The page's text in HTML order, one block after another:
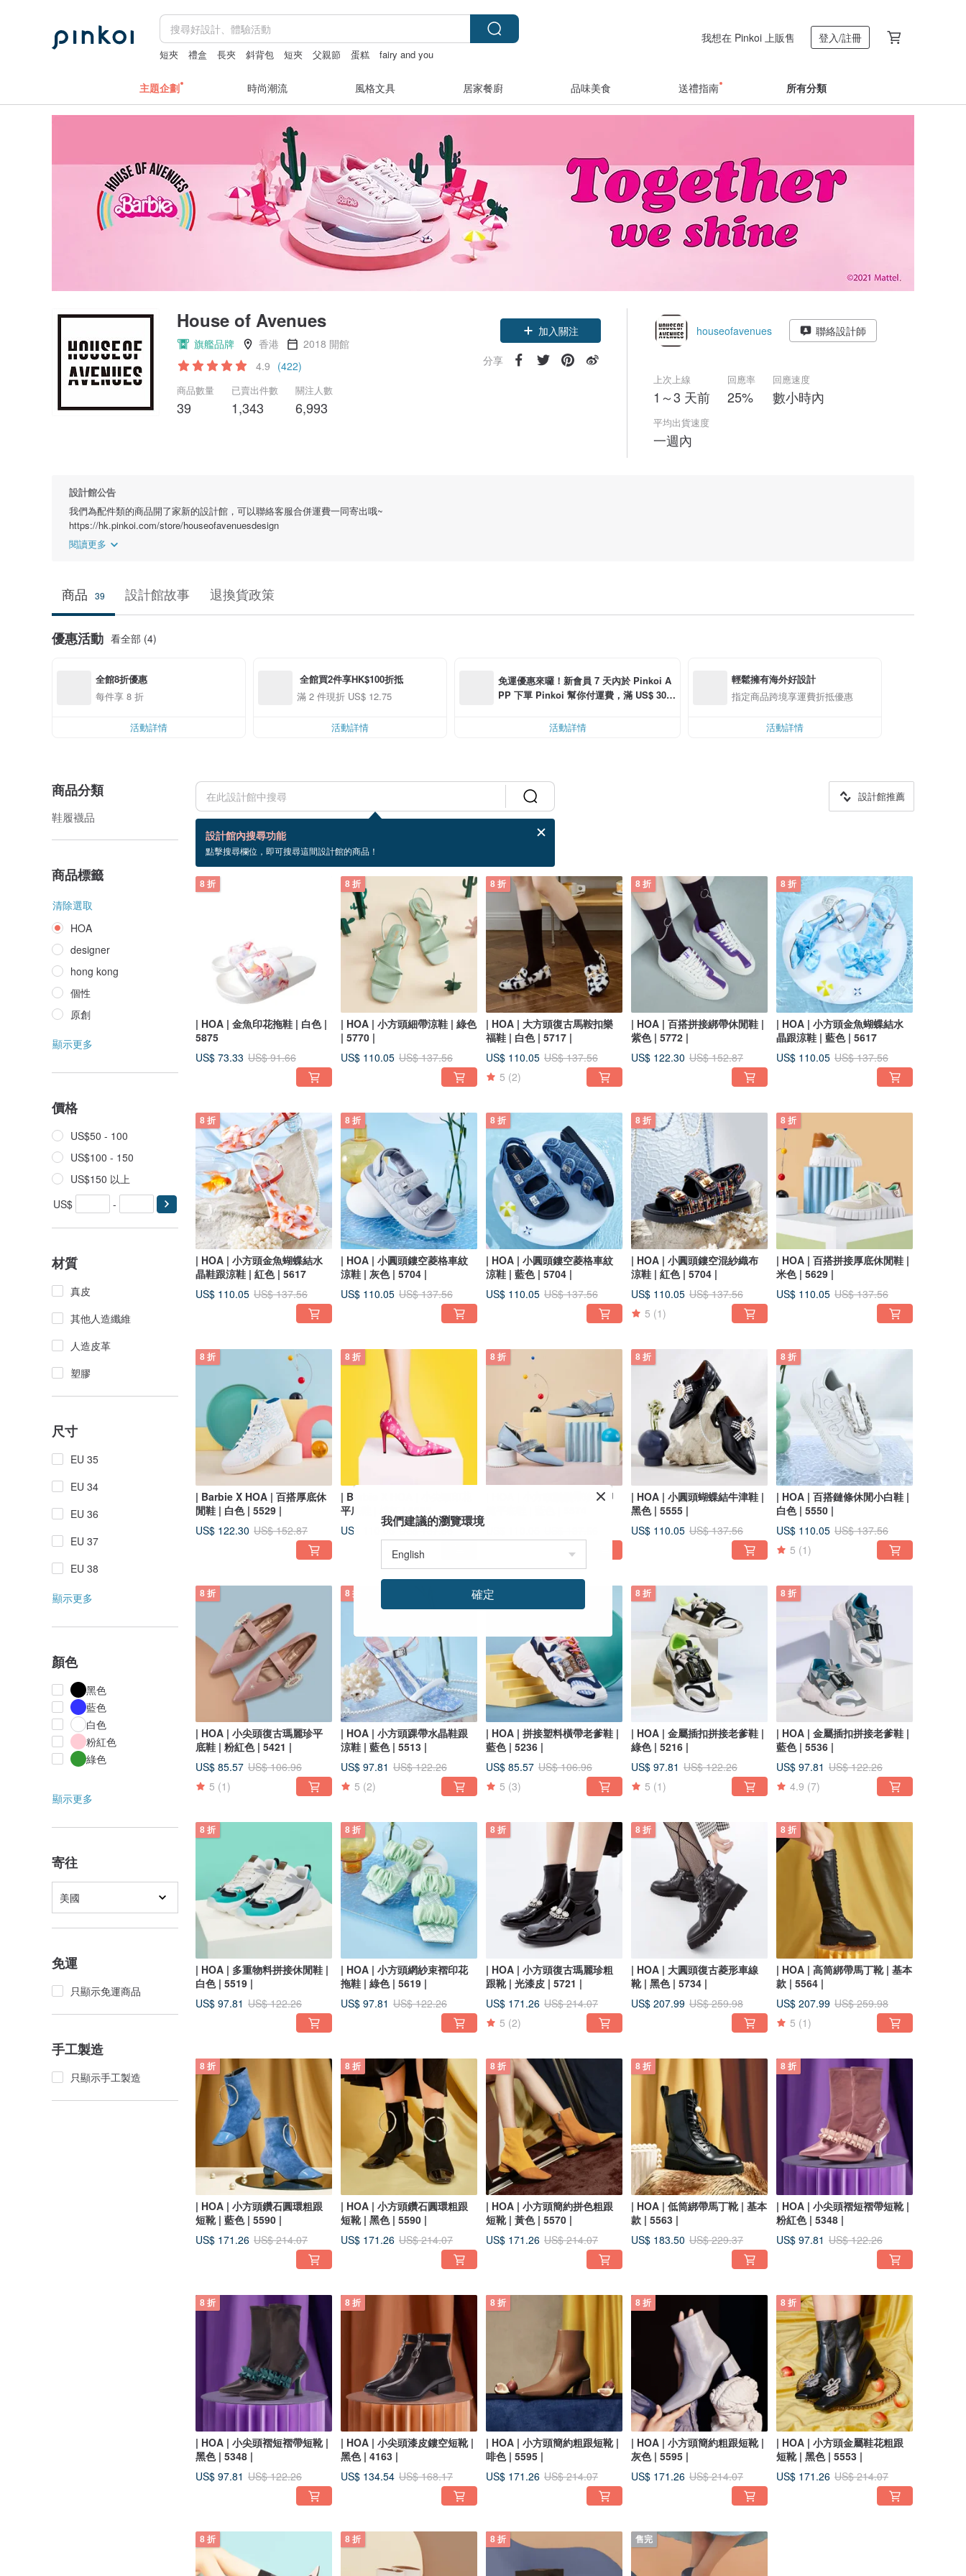
短夾 禮盒 長夾 斜背包 短夾 父親節 蛋糕 fairy and you
我想在 Pinkoi 上販售 登入/註冊
主題企劃 時尚潮流 風格文具 居家餐廚 品味美食 送禮指南 所有分類
House of Avenues
旗艦品牌 香港
2018 開館
4.9 (422)
商品數量
39
已賣出件數
1,343
關注人數
6,993
加入關注
分享
houseofavenues 聯絡設計師
上次上線
1～3 天前
回應率
25%
回應速度
數小時內
平均出貨速度
一週內
設計館公告
我們為配件類的商品開了家新的設計館，可以聯絡客服合併運費一同寄出哦~
https://hk.pinkoi.com/store/houseofavenuesdesign
閱讀更多
商品 39 設計館故事 退換貨政策
優惠活動 看全部 (4)
全館8折優惠
每件享 8 折
活動詳情
全館買2件享HK$100折抵
滿 2 件現折 US$ 12.75
活動詳情
免運優惠來囉！新會員 7 天內於 Pinkoi A
PP 下單 Pinkoi 幫你付運費，滿 US$ 30.0
活動詳情
輕鬆擁有海外好設計
指定商品跨境享運費折抵優惠
活動詳情
商品分類
鞋履襪品
商品標籤
清除選取
HOA
designer
hong kong
個性
原創
顯示更多
價格
US$50 - 100
US$100 - 150
US$150 以上
US$
-
材質
真皮
其他人造纖維
人造皮革
塑膠
尺寸
EU 35
EU 34
EU 36
EU 37
EU 38
顯示更多
顏色
黑色
藍色
白色
粉紅色
綠色
顯示更多
寄往
美國
免運
只顯示免運商品
手工製造
只顯示手工製造
設計館內搜尋功能
點擊搜尋欄位，即可搜尋這間設計館的商品！
設計館推薦
39 個商品
HOA
8 折
| HOA | 金魚印花拖鞋 | 白色 |
5875
US$ 73.33 US$ 91.66
8 折
| HOA | 小方頭細帶涼鞋 | 綠色
| 5770 |
US$ 110.05 US$ 137.56
8 折
| HOA | 大方頭復古馬鞍扣樂
福鞋 | 白色 | 5717 |
US$ 110.05 US$ 137.56
5 (2)
8 折
| HOA | 百搭拼接綁帶休閒鞋 |
紫色 | 5772 |
US$ 122.30 US$ 152.87
8 折
| HOA | 小方頭金魚蝴蝶結水
晶跟涼鞋 | 藍色 | 5617
US$ 110.05 US$ 137.56
8 折
| HOA | 小方頭金魚蝴蝶結水
晶鞋跟涼鞋 | 紅色 | 5617
US$ 110.05 US$ 137.56
8 折
| HOA | 小圓頭鏤空菱格車紋
涼鞋 | 灰色 | 5704 |
US$ 110.05 US$ 137.56
8 折
| HOA | 小圓頭鏤空菱格車紋
涼鞋 | 藍色 | 5704 |
US$ 110.05 US$ 137.56
8 折
| HOA | 小圓頭鏤空混紗織布
涼鞋 | 紅色 | 5704 |
US$ 110.05 US$ 137.56
5 (1)
8 折
| HOA | 百搭拼接厚底休閒鞋 |
米色 | 5629 |
US$ 110.05 US$ 137.56
8 折
| Barbie X HOA | 百搭厚底休
閒鞋 | 白色 | 5529 |
US$ 122.30 US$ 152.87
8 折
| Barbie X HOA | 小尖頭印花
平底鞋 | 桃紅 | 5333
US$ 110.05 US$ 137.56
8 折
| HOA | 小方頭鬚鬚帶珍珠腳
8 折
| HOA | 小圓頭蝴蝶結牛津鞋 |
黑色 | 5555 |
US$ 110.05 US$ 137.56
8 折
| HOA | 百搭鏈條休閒小白鞋 |
白色 | 5550 |
US$ 110.05 US$ 137.56
5 (1)
8 折
| HOA | 小尖頭復古瑪麗珍平
底鞋 | 粉紅色 | 5421 |
US$ 85.57 US$ 106.96
5 (1)
8 折
| HOA | 小方頭踝帶水晶鞋跟
涼鞋 | 藍色 | 5513 |
US$ 97.81 US$ 122.26
5 (2)
8 折
| HOA | 拼接塑料橫帶老爹鞋 |
藍色 | 5236 |
US$ 85.57 US$ 106.96
5 (3)
8 折
| HOA | 金屬插扣拼接老爹鞋 |
綠色 | 5216 |
US$ 97.81 US$ 122.26
5 (1)
8 折
| HOA | 金屬插扣拼接老爹鞋 |
藍色 | 5536 |
US$ 97.81 US$ 122.26
4.9 (7)
8 折
| HOA | 多重物料拼接休閒鞋 |
白色 | 5519 |
US$ 97.81 US$ 122.26
8 折
| HOA | 小方頭網紗束褶印花
拖鞋 | 綠色 | 5619 |
US$ 97.81 US$ 122.26
8 折
| HOA | 小方頭復古瑪麗珍粗
跟靴 | 光漆皮 | 5721 |
US$ 171.26 US$ 214.07
5 (2)
8 折
| HOA | 大圓頭復古菱形車線
靴 | 黑色 | 5734 |
US$ 207.99 US$ 259.98
8 折
| HOA | 高筒綁帶馬丁靴 | 基本
款 | 5564 |
US$ 207.99 US$ 259.98
5 (1)
8 折
| HOA | 小方頭鑽石圓環粗跟
短靴 | 藍色 | 5590 |
US$ 171.26 US$ 214.07
8 折
| HOA | 小方頭鑽石圓環粗跟
短靴 | 黑色 | 5590 |
US$ 171.26 US$ 214.07
8 折
| HOA | 小方頭簡約拼色粗跟
短靴 | 黃色 | 5570 |
US$ 171.26 US$ 214.07
8 折
| HOA | 低筒綁帶馬丁靴 | 基本
款 | 5563 |
US$ 183.50 US$ 229.37
8 折
| HOA | 小尖頭褶短褶帶短靴 |
粉紅色 | 5348 |
US$ 97.81 US$ 122.26
8 折
| HOA | 小尖頭褶短褶帶短靴 |
黑色 | 5348 |
US$ 97.81 US$ 122.26
8 折
| HOA | 小尖頭漆皮鏤空短靴 |
黑色 | 4163 |
US$ 134.54 US$ 168.17
8 折
| HOA | 小方頭簡約粗跟短靴 |
啡色 | 5595 |
US$ 171.26 US$ 214.07
8 折
| HOA | 小方頭簡約粗跟短靴 |
灰色 | 5595 |
US$ 171.26 US$ 214.07
8 折
| HOA | 小方頭金屬鞋花粗跟
短靴 | 黑色 | 5553 |
US$ 171.26 US$ 214.07
8 折 8 折 8 折 售完
我們建議的瀏覽環境
確定